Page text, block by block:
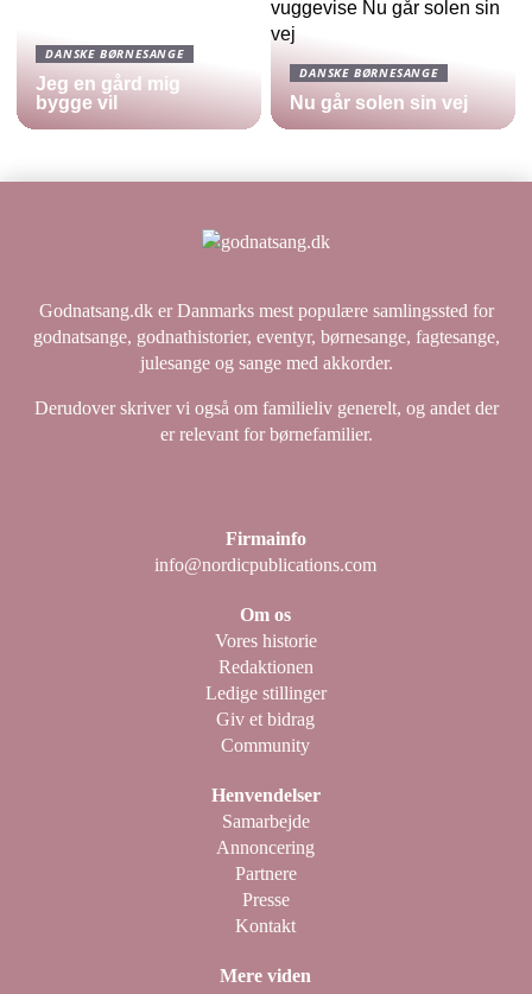
DANSKE BØRNESANGE
Jeg en gård mig
bygge vil
DANSKE BØRNESANGE
Nu går solen sin vej
Godnatsang.dk er Danmarks mest populære samlingssted for
godnatsange, godnathistorier, eventyr, børnesange, fagtesange,
julesange og sange med akkorder.
Derudover skriver vi også om familieliv generelt, og andet der
er relevant for børnefamilier.
Firmainfo
info@nordicpublications.com
Om os
Vores historie
Redaktionen
Ledige stillinger
Giv et bidrag
Community
Henvendelser
Samarbejde
Annoncering
Partnere
Presse
Kontakt
Mere viden